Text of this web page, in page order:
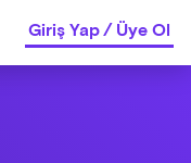
Giriş Yap/Üye Ol